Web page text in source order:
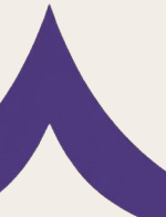
کتاب
برای نوجوانان،